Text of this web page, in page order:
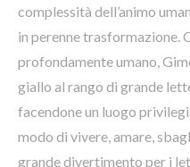
complessità dell’animo
in perenne trasformazione.
profondamente umano,
giallo al rango di grande
facendone un luogo
modo di vivere, amare,
grande divertimento per i